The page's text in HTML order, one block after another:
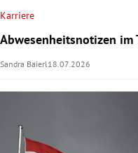
Karriere
Abwesenheitsnotizen im
Sandra Baierl 18.07.2026